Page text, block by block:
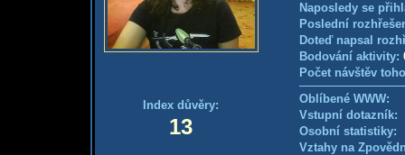
Index důvěry:
13
Naposledy se
Poslední
Doteď napsal
Bodování aktivity:
Počet návštěv
Oblíbené WWW:
Vstupní
Osobní
Vztahy na